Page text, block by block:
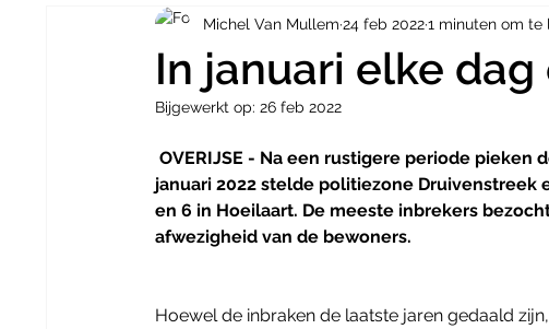
In januari elke
Michel Van Mullem 24 feb 20221 minuten om te
Bijgewerkt op: 26 feb 2022
OVERIJSE - Na een rustigere periode
januari 2022 stelde politiezone Druivenstreek
en 6 in Hoeilaart. De meeste inbrekers
afwezigheid van de bewoners.
Hoewel de inbraken de laatste jaren gedaald